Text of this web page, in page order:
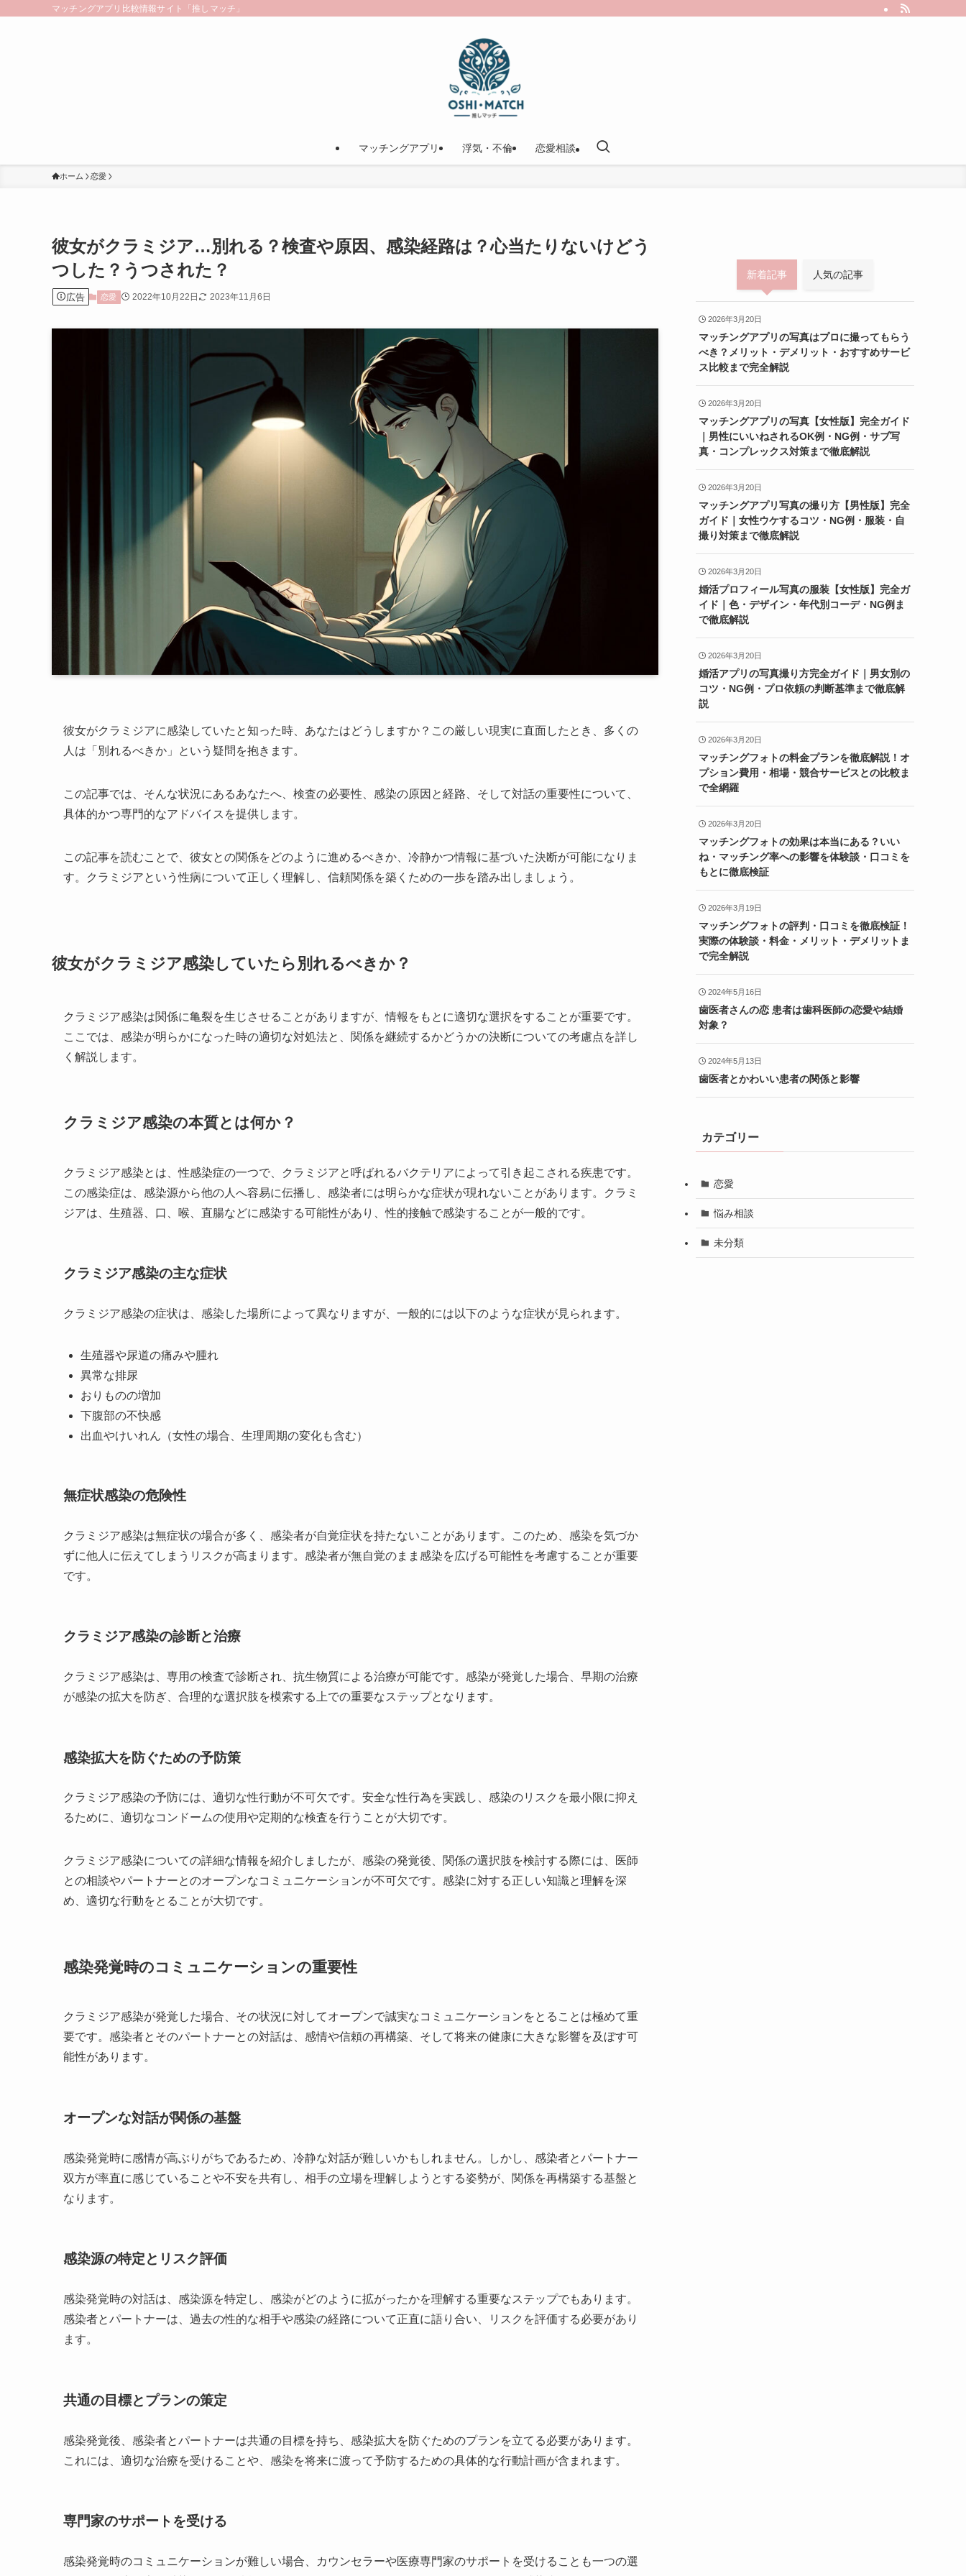
マッチングアプリ比較情報サイト「推しマッチ」
マッチングアプリ 浮気・不倫 恋愛相談
ホーム 恋愛
彼女がクラミジア…別れる？検査や原因、感染経路は？心当たりないけどう
つした？うつされた？
広告 恋愛 2022年10月22日 2023年11月6日
彼女がクラミジアに感染していたと知った時、あなたはどうしますか？この厳しい現実に直面したとき、多くの
人は「別れるべきか」という疑問を抱きます。
この記事では、そんな状況にあるあなたへ、検査の必要性、感染の原因と経路、そして対話の重要性について、
具体的かつ専門的なアドバイスを提供します。
この記事を読むことで、彼女との関係をどのように進めるべきか、冷静かつ情報に基づいた決断が可能になりま
す。クラミジアという性病について正しく理解し、信頼関係を築くための一歩を踏み出しましょう。
彼女がクラミジア感染していたら別れるべきか？
クラミジア感染は関係に亀裂を生じさせることがありますが、情報をもとに適切な選択をすることが重要です。
ここでは、感染が明らかになった時の適切な対処法と、関係を継続するかどうかの決断についての考慮点を詳し
く解説します。
クラミジア感染の本質とは何か？
クラミジア感染とは、性感染症の一つで、クラミジアと呼ばれるバクテリアによって引き起こされる疾患です。
この感染症は、感染源から他の人へ容易に伝播し、感染者には明らかな症状が現れないことがあります。クラミ
ジアは、生殖器、口、喉、直腸などに感染する可能性があり、性的接触で感染することが一般的です。
クラミジア感染の主な症状
クラミジア感染の症状は、感染した場所によって異なりますが、一般的には以下のような症状が見られます。
生殖器や尿道の痛みや腫れ
異常な排尿
おりものの増加
下腹部の不快感
出血やけいれん（女性の場合、生理周期の変化も含む）
無症状感染の危険性
クラミジア感染は無症状の場合が多く、感染者が自覚症状を持たないことがあります。このため、感染を気づか
ずに他人に伝えてしまうリスクが高まります。感染者が無自覚のまま感染を広げる可能性を考慮することが重要
です。
クラミジア感染の診断と治療
クラミジア感染は、専用の検査で診断され、抗生物質による治療が可能です。感染が発覚した場合、早期の治療
が感染の拡大を防ぎ、合理的な選択肢を模索する上での重要なステップとなります。
感染拡大を防ぐための予防策
クラミジア感染の予防には、適切な性行動が不可欠です。安全な性行為を実践し、感染のリスクを最小限に抑え
るために、適切なコンドームの使用や定期的な検査を行うことが大切です。
クラミジア感染についての詳細な情報を紹介しましたが、感染の発覚後、関係の選択肢を検討する際には、医師
との相談やパートナーとのオープンなコミュニケーションが不可欠です。感染に対する正しい知識と理解を深
め、適切な行動をとることが大切です。
感染発覚時のコミュニケーションの重要性
クラミジア感染が発覚した場合、その状況に対してオープンで誠実なコミュニケーションをとることは極めて重
要です。感染者とそのパートナーとの対話は、感情や信頼の再構築、そして将来の健康に大きな影響を及ぼす可
能性があります。
オープンな対話が関係の基盤
感染発覚時に感情が高ぶりがちであるため、冷静な対話が難しいかもしれません。しかし、感染者とパートナー
双方が率直に感じていることや不安を共有し、相手の立場を理解しようとする姿勢が、関係を再構築する基盤と
なります。
感染源の特定とリスク評価
感染発覚時の対話は、感染源を特定し、感染がどのように拡がったかを理解する重要なステップでもあります。
感染者とパートナーは、過去の性的な相手や感染の経路について正直に語り合い、リスクを評価する必要があり
ます。
共通の目標とプランの策定
感染発覚後、感染者とパートナーは共通の目標を持ち、感染拡大を防ぐためのプランを立てる必要があります。
これには、適切な治療を受けることや、感染を将来に渡って予防するための具体的な行動計画が含まれます。
専門家のサポートを受ける
感染発覚時のコミュニケーションが難しい場合、カウンセラーや医療専門家のサポートを受けることも一つの選
新着記事 人気の記事
2026年3月20日
マッチングアプリの写真はプロに撮ってもらう
べき？メリット・デメリット・おすすめサービ
ス比較まで完全解説
2026年3月20日
マッチングアプリの写真【女性版】完全ガイド
｜男性にいいねされるOK例・NG例・サブ写
真・コンプレックス対策まで徹底解説
2026年3月20日
マッチングアプリ写真の撮り方【男性版】完全
ガイド｜女性ウケするコツ・NG例・服装・自
撮り対策まで徹底解説
2026年3月20日
婚活プロフィール写真の服装【女性版】完全ガ
イド｜色・デザイン・年代別コーデ・NG例ま
で徹底解説
2026年3月20日
婚活アプリの写真撮り方完全ガイド｜男女別の
コツ・NG例・プロ依頼の判断基準まで徹底解
説
2026年3月20日
マッチングフォトの料金プランを徹底解説！オ
プション費用・相場・競合サービスとの比較ま
で全網羅
2026年3月20日
マッチングフォトの効果は本当にある？いい
ね・マッチング率への影響を体験談・口コミを
もとに徹底検証
2026年3月19日
マッチングフォトの評判・口コミを徹底検証！
実際の体験談・料金・メリット・デメリットま
で完全解説
2024年5月16日
歯医者さんの恋 患者は歯科医師の恋愛や結婚
対象？
2024年5月13日
歯医者とかわいい患者の関係と影響
カテゴリー
恋愛
悩み相談
未分類